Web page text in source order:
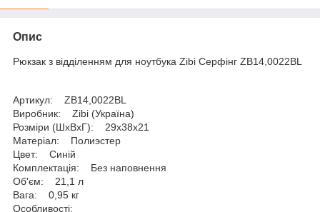
Опис
Рюкзак з відділенням для ноутбука Zibi Серфінг ZB14,0022BL
Артикул: ZB14,0022BL
Виробник: Zibi (Україна)
Розміри (ШхВхГ): 29х38х21
Матеріал: Полиэстер
Цвет: Синій
Комплектація: Без наповнення
Об'єм: 21,1 л
Вага: 0,95 кг
Особливості: